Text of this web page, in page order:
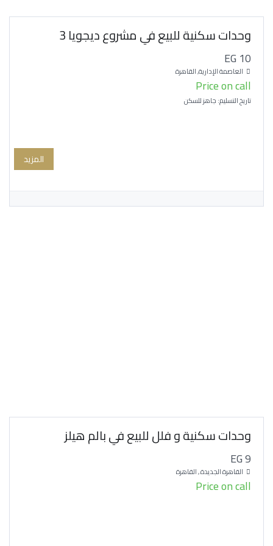
وحدات سكنية للبيع في مشروع ديجويا 3
EG 10
العاصمة الإدارية, القاهرة
Price on call
تاريخ التسليم: جاهز للسكن
المزيد
وحدات سكنية و فلل للبيع في بالم هيلز
EG 9
القاهرة الجديدة , القاهرة
Price on call